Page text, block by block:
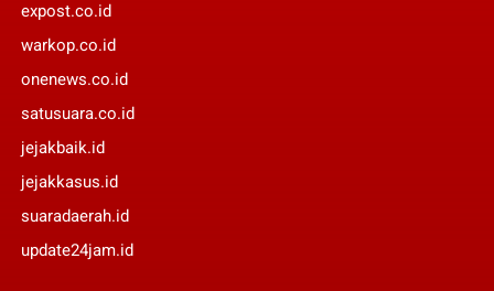
expost.co.id
warkop.co.id
onenews.co.id
satusuara.co.id
jejakbaik.id
jejakkasus.id
suaradaerah.id
update24jam.id